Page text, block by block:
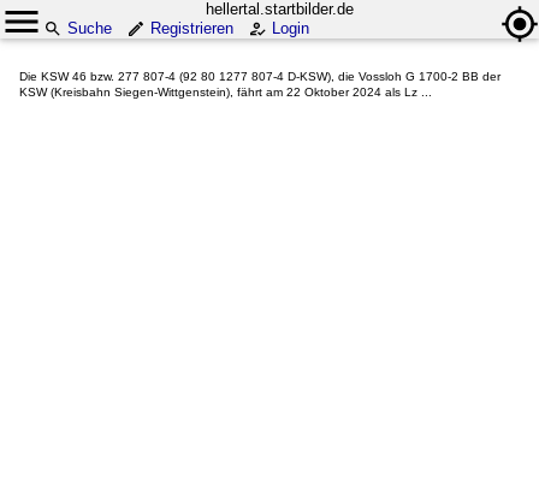
hellertal.startbilder.de
Suche
Registrieren Login
Die KSW 46 bzw. 277 807-4 (92 80 1277 807-4 D-KSW), die Vossloh G 1700-2 BB der
KSW (Kreisbahn Siegen-Wittgenstein), fährt am 22 Oktober 2024 als Lz ...